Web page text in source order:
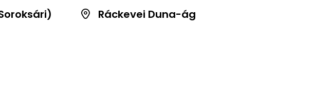
Ráckevei Duna-ág